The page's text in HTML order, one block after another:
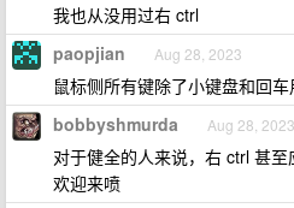
我也从没用过右 ctrl
paopjian Aug 28, 2023
鼠标侧所有键除了小键盘和回
bobbyshmurda Aug 28, 2023
对于健全的人来说，右 ctrl 甚至
欢迎来喷